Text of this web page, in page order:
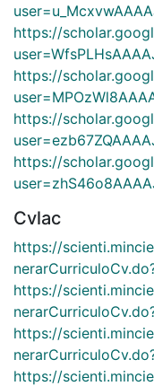
https://
https://
https://
https://
Cvlac
https://
https://
https://
https://